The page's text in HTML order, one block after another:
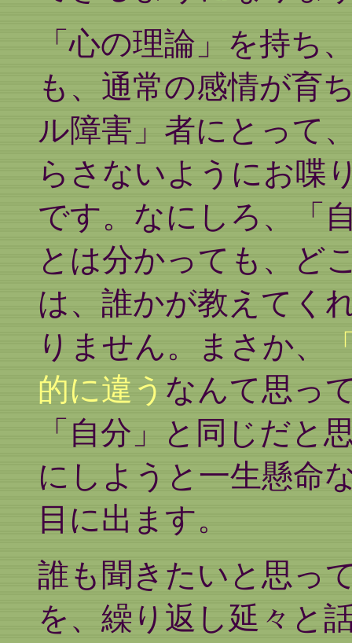
「心の理論」を持ち
も、通常の感情が育
ル障害」者にとって
らさないようにお喋
です。なにしろ、「
とは分かっても、ど
は、誰かが教えてく
りません。まさか、
的に違う なんて思っ
「自分」と同じだと
にしようと一生懸命
目に出ます。
誰も聞きたいと思っ
を、繰り返し延々と